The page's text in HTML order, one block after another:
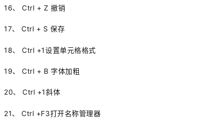
16、 Ctrl + Z 撤销
17、 Ctrl + S 保存
18、 Ctrl +1设置单元格格式
19、 Ctrl + B 字体加粗
20、 Ctrl +1斜体
21、 Ctrl +F3打开名称管理器